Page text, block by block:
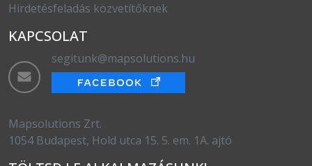
Hirdetésfeladás közvetítőknek
KAPCSOLAT
segitunk@mapsolutions.hu
Mapsolutions Zrt.
1054 Budapest, Hold utca 15. 5. em. 1A. ajtó